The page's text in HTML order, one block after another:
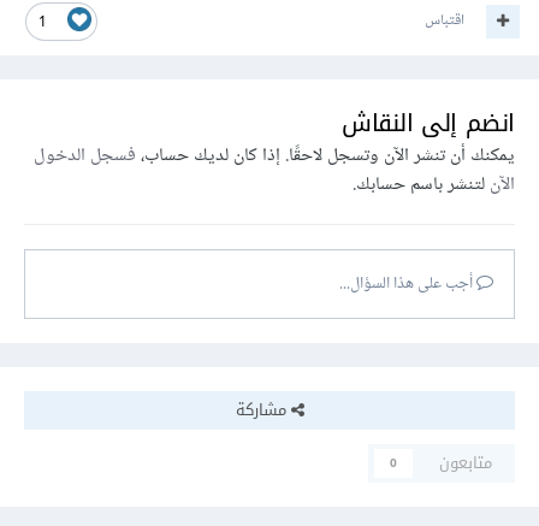
1 اقتباس
انضم إلى النقاش
يمكنك أن تنشر الآن وتسجل لاحقًا. إذا كان لديك حساب،فسجل الدخول
الآنلتنشر باسم حسابك.
أجب على هذا السؤال...
مشاركة
متابعون
0